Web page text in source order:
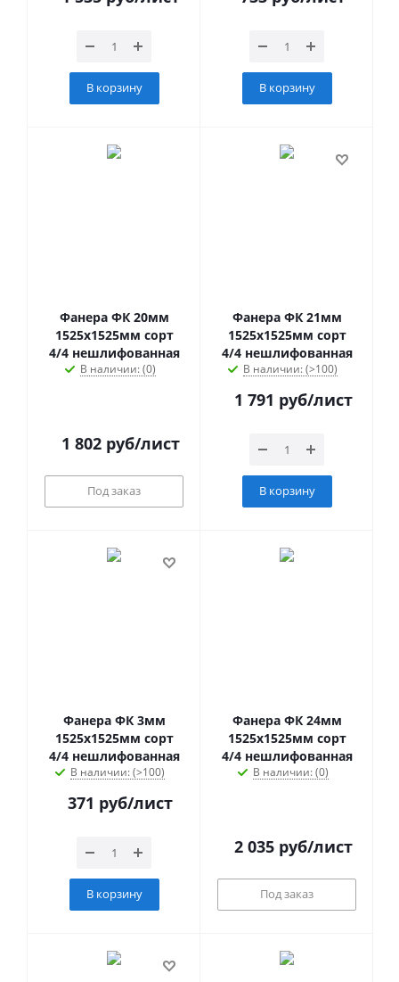
В корзину В корзину
Фанера ФК 20мм
1525х1525мм сорт
4/4 нешлифованная
В наличии: (0)
1 802руб/лист
Под заказ
Фанера ФК 21мм
1525х1525мм сорт
4/4 нешлифованная
В наличии: (>100)
1 791 руб/лист
В корзину
Фанера ФК 3мм
1525х1525мм сорт
4/4 нешлифованная
В наличии: (>100)
371 руб/лист
В корзину
Фанера ФК 24мм
1525х1525мм сорт
4/4 нешлифованная
В наличии: (0)
2 035руб/лист
Под заказ